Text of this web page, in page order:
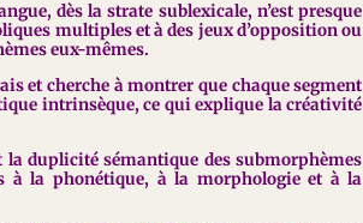
dès la strate sublexicale, n’est presque
multiples et à des jeux d’opposition ou
eux-mêmes.
et cherche à montrer que chaque segment
intrinsèque, ce qui explique la créativité
duplicité sémantique des submorphèmes
à la phonétique, à la morphologie et à la